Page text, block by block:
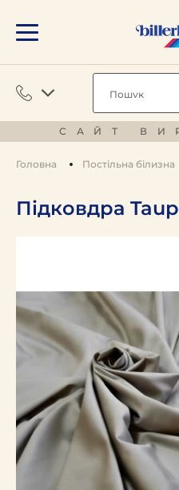
САЙТ
Головна Постільна білизна
Підковдра